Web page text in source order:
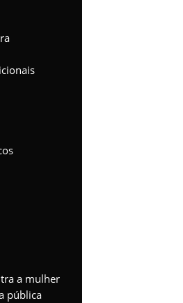
a mulher
pública